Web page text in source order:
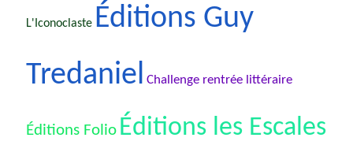
L'Iconoclaste Éditions Guy
Tredaniel Challenge rentrée littéraire
Éditions Folio Éditions les Escales